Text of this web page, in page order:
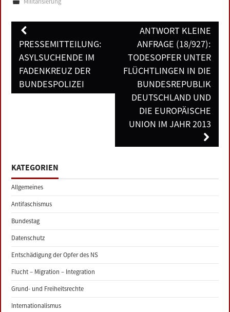
Post
navigation
PRESSEMITTEILUNG:
ASYLSUCHENDE IM
FADENKREUZ DER
BUNDESPOLIZEI
ANTWORT KLEINE
ANFRAGE (18/927):
TODESOPFER UNTER
FLÜCHTLINGEN IN DIE
BUNDESREPUBLIK
DEUTSCHLAND UND
DIE EUROPÄISCHE
UNION IM JAHR 2013
KATEGORIEN
Allgemeines
Antifaschismus
Bundestag
Datenschutz
Entschädigung der Opfer des NS
Flucht – Migration – Integration
Grund- und Freiheitsrechte
Internationalismus